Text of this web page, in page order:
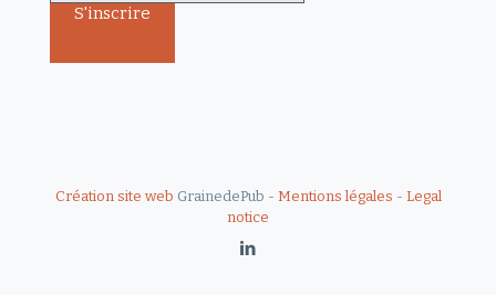
Création site web GrainedePub - Mentions légales - Legal
notice